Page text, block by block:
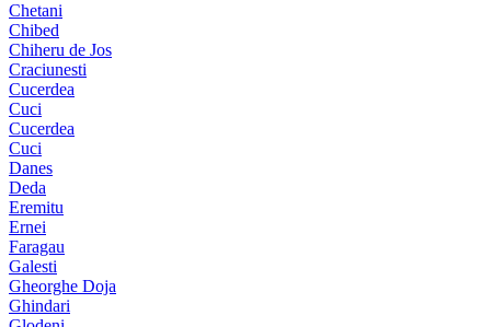
Chetani
Chibed
Chiheru de Jos
Craciunesti
Cucerdea
Cuci
Cucerdea
Cuci
Danes
Deda
Eremitu
Ernei
Faragau
Galesti
Gheorghe Doja
Ghindari